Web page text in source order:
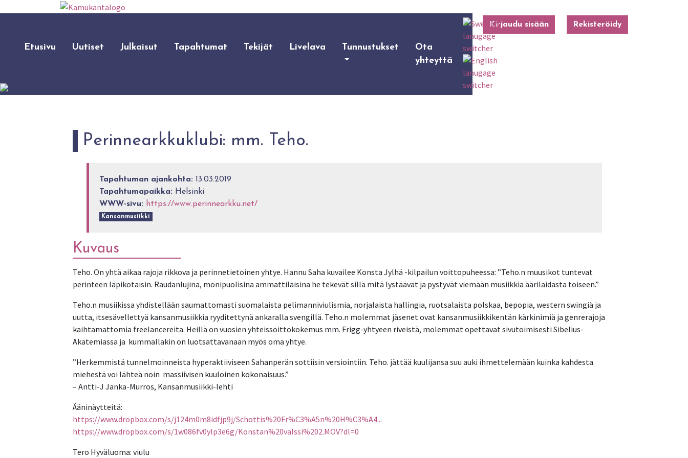
Kirjaudu sisään Rekisteröidy
Etusivu Uutiset Julkaisut Tapahtumat Tekijät Livelava Tunnustukset
Ota
yhteyttä
Perinnearkkuklubi: mm. Teho.
Tapahtuman ajankohta: 13.03.2019
Tapahtumapaikka: Helsinki
WWW-sivu: https://www.perinnearkku.net/
Kansanmusiikki
Kuvaus
Teho. On yhtä aikaa rajoja rikkova ja perinnetietoinen yhtye. Hannu Saha kuvailee Konsta Jylhä -kilpailun voittopuheessa: ”Teho.n muusikot tuntevat
perinteen läpikotaisin. Raudanlujina, monipuolisina ammattilaisina he tekevät sillä mitä lystäävät ja pystyvät viemään musiikkia äärilaidasta toiseen.”
Teho.n musiikissa yhdistellään saumattomasti suomalaista pelimanniviulismia, norjalaista hallingia, ruotsalaista polskaa, bepopia, western swingiä ja
uutta, itsesävellettyä kansanmusiikkia ryyditettynä ankaralla svengillä. Teho.n molemmat jäsenet ovat kansanmusiikkikentän kärkinimiä ja genrerajoja
kaihtamattomia freelancereita. Heillä on vuosien yhteissoittokokemus mm. Frigg-yhtyeen riveistä, molemmat opettavat sivutoimisesti Sibelius-
Akatemiassa ja kummallakin on luotsattavanaan myös oma yhtye.
”Herkemmistä tunnelmoinneista hyperaktiiviseen Sahanperän sottiisin versiointiin. Teho. jättää kuulijansa suu auki ihmettelemään kuinka kahdesta
miehestä voi lähteä noin massiivisen kuuloinen kokonaisuus.”
– Antti-J Janka-Murros, Kansanmusiikki-lehti
Ääninäytteitä:
https://www.dropbox.com/s/j124m0m8idfjp9j/Schottis%20Fr%C3%A5n%20H%C3%A4...
https://www.dropbox.com/s/1w086fv0ylp3e6g/Konstan%20valssi%202.MOV?dl=0
Tero Hyväluoma: viulu